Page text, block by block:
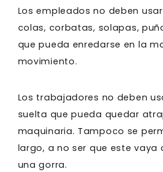
Los empleados no deben
colas, corbatas, solapas,
que pueda enredarse en la
movimiento.
Los trabajadores no deben
suelta que pueda quedar
maquinaria. Tampoco se
largo, a no ser que este
una gorra.